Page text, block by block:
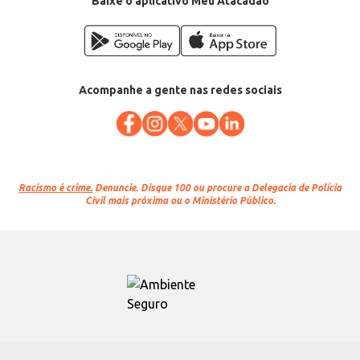
Acompanhe a gente nas redes sociais
Racismo é crime. Denuncie. Disque 100 ou procure a Delegacia de Polícia
Civil mais próxima ou o Ministério Público.